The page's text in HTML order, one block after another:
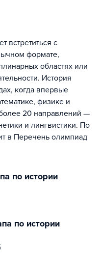
встретиться с
формате,
областях или
История
когда впервые
физике и
20 направлений —
и лингвистики. По
в Перечень олимпиад